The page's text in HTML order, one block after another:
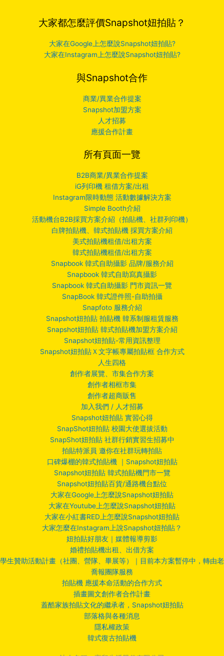
大家都怎麼評價Snapshot妞拍貼？
大家在Google上怎麼說Snapshot妞拍貼?
大家在Instagram上怎麼說Snapshot妞拍貼?
與Snapshot合作
商業/異業合作提案
Snapshot加盟方案
人才招募
應援合作計畫
所有頁面一覽
B2B商業/異業合作提案
iG列印機 租借方案/出租
Instagram限時動態 活動數據解決方案
Simple Booth介紹
活動機台B2B採買方案介紹（拍貼機、社群列印機）
白牌拍貼機、韓式拍貼機 採買方案介紹
美式拍貼機租借/出租方案
韓式拍貼機租借/出租方案
Snapbook 韓式自助攝影 品牌/服務介紹
Snapbook 韓式自助寫真攝影
Snapbook 韓式自助攝影 門市資訊一覽
SnapBook 韓式證件照-自助拍攝
Snapfoto 服務介紹
Snapshot妞拍貼 拍貼機 韓系制服租賃服務
Snapshot妞拍貼 韓式拍貼機加盟方案介紹
Snapshot妞拍貼-常用資訊整理
Snapshot妞拍貼Ｘ文字帳專屬拍貼框 合作方式
人生四格
創作者展覽、市集合作方案
創作者相框市集
創作者超商販售
加入我們 / 人才招募
Snapshot妞拍貼 實習心得
SnapShot妞拍貼 校園大使選拔活動
SnapShot妞拍貼 社群行銷實習生招募中
拍貼特派員 邀你在社群玩轉拍貼
口碑爆棚的韓式拍貼機 ｜Snapshot妞拍貼
Snapshot妞拍貼 韓式拍貼機門市一覽
Snapshot妞拍貼百貨/通路機台點位
大家在Google上怎麼說Snapshot妞拍貼
大家在Youtube上怎麼說Snapshot妞拍貼
大家在小紅書RED上怎麼說Snapshot妞拍貼
大家怎麼在Instagram上說Snapshot妞拍貼？
妞拍貼好朋友｜媒體報導剪影
婚禮拍貼機出租、出借方案
學生贊助活動計畫（社團、營隊、畢展等）｜目前本方案暫停中，轉由老
喬報團隊服務
拍貼機 應援本命活動的合作方式
插畫圖文創作者合作計畫
蓋酷家族拍貼文化的繼承者，Snapshot妞拍貼
部落格與各種消息
隱私權政策
韓式復古拍貼機